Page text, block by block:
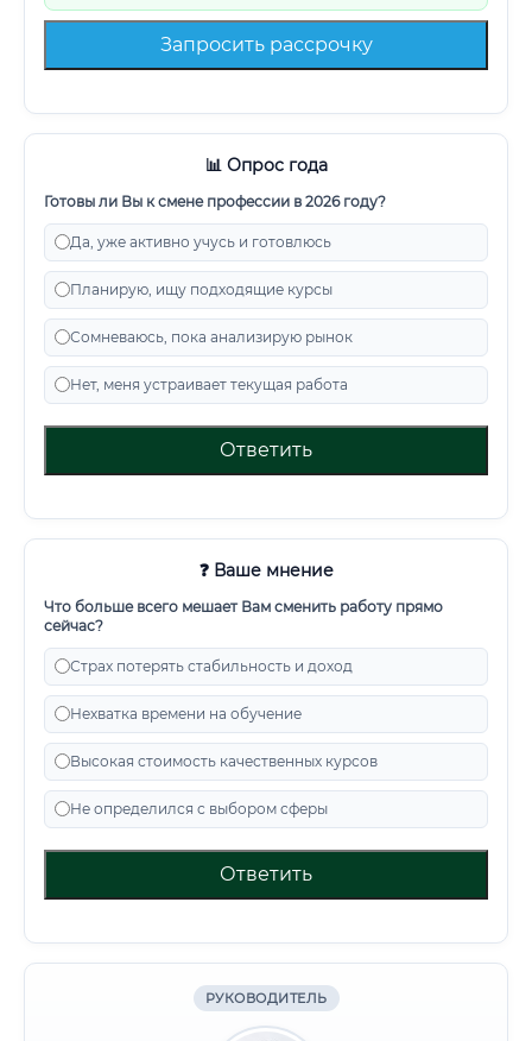
Запросить рассрочку
📊 Опрос года
Готовы ли Вы к смене профессии в 2026 году?
Да, уже активно учусь и готовлюсь
Планирую, ищу подходящие курсы
Сомневаюсь, пока анализирую рынок
Нет, меня устраивает текущая работа
Ответить
❓ Ваше мнение
Что больше всего мешает Вам сменить работу прямо
сейчас?
Страх потерять стабильность и доход
Нехватка времени на обучение
Высокая стоимость качественных курсов
Не определился с выбором сферы
Ответить
РУКОВОДИТЕЛЬ